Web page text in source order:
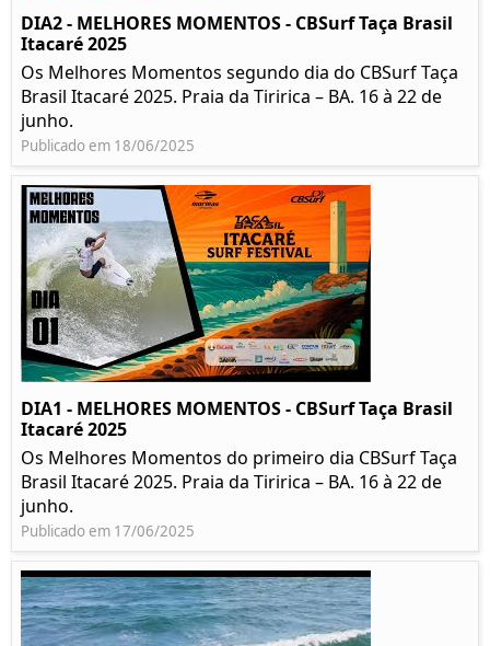
DIA2 - MELHORES MOMENTOS - CBSurf Taça Brasil
Itacaré 2025
Os Melhores Momentos segundo dia do CBSurf Taça
Brasil Itacaré 2025. Praia da Tiririca – BA. 16 à 22 de
junho.
Publicado em 18/06/2025
DIA1 - MELHORES MOMENTOS - CBSurf Taça Brasil
Itacaré 2025
Os Melhores Momentos do primeiro dia CBSurf Taça
Brasil Itacaré 2025. Praia da Tiririca – BA. 16 à 22 de
junho.
Publicado em 17/06/2025